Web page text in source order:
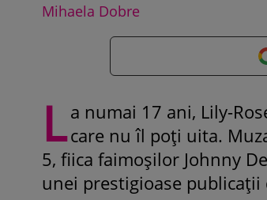
Mihaela Dobre
L a numai 17 ani, Lily-
care nu îl poți uita.
5, fiica faimoșilor Johnny
unei prestigioase publicații